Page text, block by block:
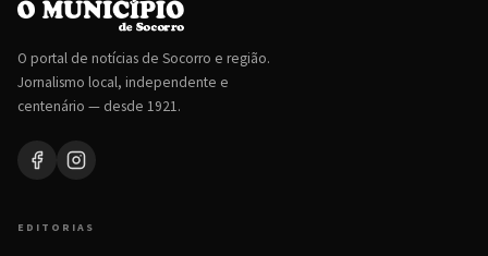
O portal de notícias de Socorro e região.
Jornalismo local, independente e
centenário — desde 1921.
EDITORIAS